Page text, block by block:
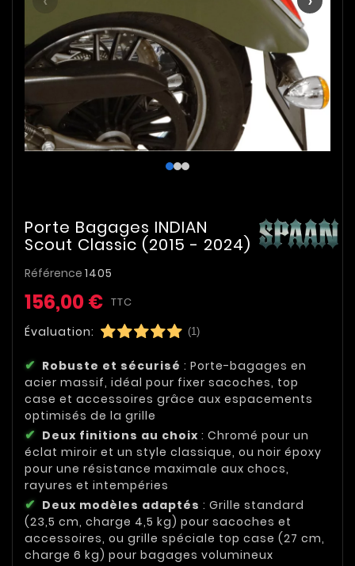
Porte Bagages INDIAN
Scout Classic (2015 - 2024)
Référence 1405
156,00 € TTC
Évaluation: (1)
Robuste et sécurisé : Porte-bagages en
acier massif, idéal pour fixer sacoches, top
case et accessoires grâce aux espacements
optimisés de la grille
Deux finitions au choix : Chromé pour un
éclat miroir et un style classique, ou noir époxy
pour une résistance maximale aux chocs,
rayures et intempéries
Deux modèles adaptés : Grille standard
(23,5 cm, charge 4,5 kg) pour sacoches et
accessoires, ou grille spéciale top case (27 cm,
charge 6 kg) pour bagages volumineux